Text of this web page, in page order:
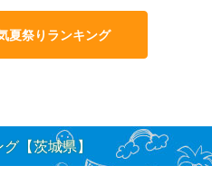
夏祭りランキング
【茨城県】